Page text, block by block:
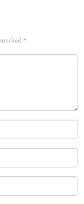
*